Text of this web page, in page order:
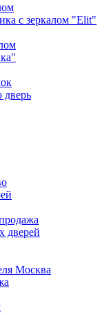
с зеркалом "Elit"
дверь
дверей
Москва